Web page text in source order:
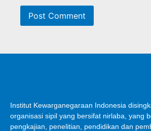
Institut Kewarganegaraan Indonesia
organisasi sipil yang bersifat nirlaba, yang
pengkajian, penelitian, pendidikan dan